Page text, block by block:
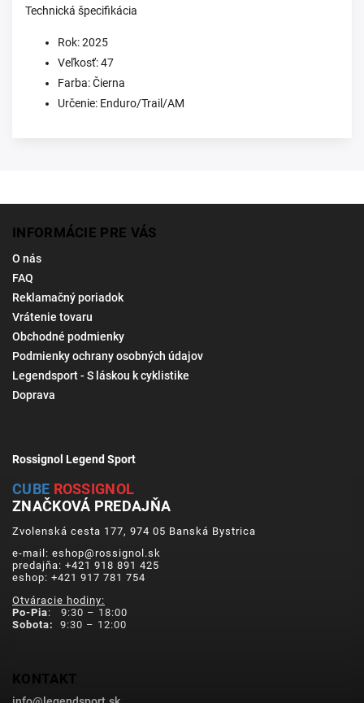
Technická špecifikácia
Rok: 2025
Veľkosť: 47
Farba: Čierna
Určenie: Enduro/Trail/AM
INFORMÁCIE PRE VÁS
O nás
FAQ
Reklamačný poriadok
Vrátenie tovaru
Obchodné podmienky
Podmienky ochrany osobných údajov
Legendsport - S láskou k cyklistike
Doprava
Rossignol Legend Sport
CUBE ROSSIGNOL
ZNAČKOVÁ PREDAJŇA
Zvolenská cesta 177, 974 05 Banská Bystrica
e-mail: eshop@rossignol.sk
predajňa: +421 918 891 425
eshop: +421 917 781 754
Otváracie hodiny:
Po-Pia: 9:30 – 18:00
Sobota:
9:30 – 12:00
KONTAKT